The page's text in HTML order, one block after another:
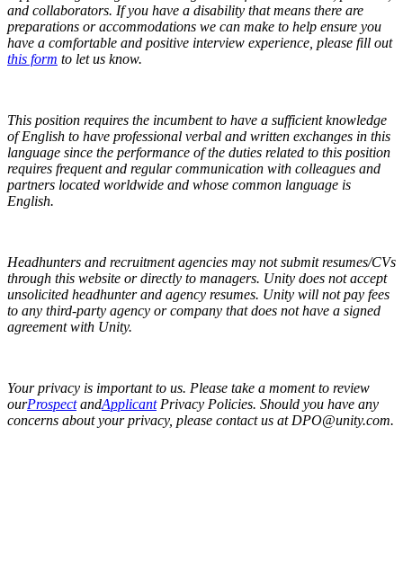
and collaborators. If you have a disability that means there are
preparations or accommodations we can make to help ensure you
have a comfortable and positive interview experience, please fill out
this form to let us know.
This position requires the incumbent to have a sufficient knowledge
of English to have professional verbal and written exchanges in this
language since the performance of the duties related to this position
requires frequent and regular communication with colleagues and
partners located worldwide and whose common language is
English.
Headhunters and recruitment agencies may not submit resumes/CVs
through this website or directly to managers. Unity does not accept
unsolicited headhunter and agency resumes. Unity will not pay fees
to any third-party agency or company that does not have a signed
agreement with Unity.
Your privacy is important to us. Please take a moment to review
ourProspectandApplicantPrivacy Policies. Should you have any
concerns about your privacy, please contact us at DPO@unity.com.